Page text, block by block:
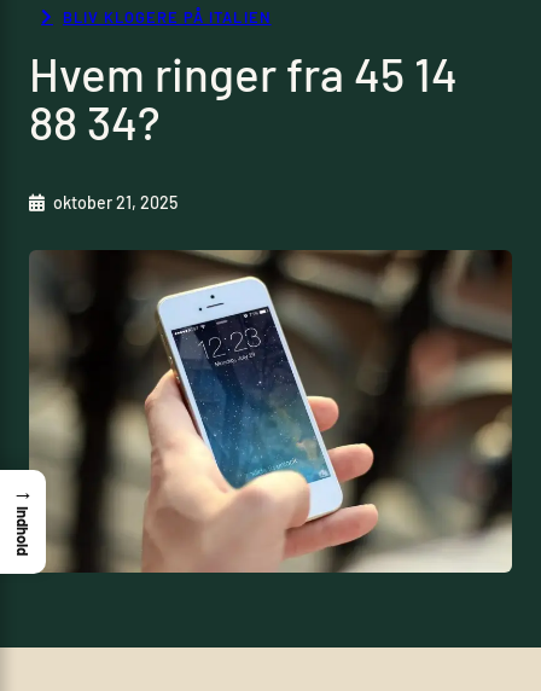
BLIV KLOGERE PÅ ITALIEN
Hvem ringer fra 45 14
88 34?
oktober 21, 2025
→
Indhold